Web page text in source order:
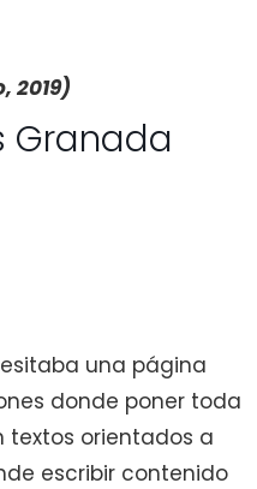
2019)
Granada
una página
donde poner toda
orientados a
escribir contenido